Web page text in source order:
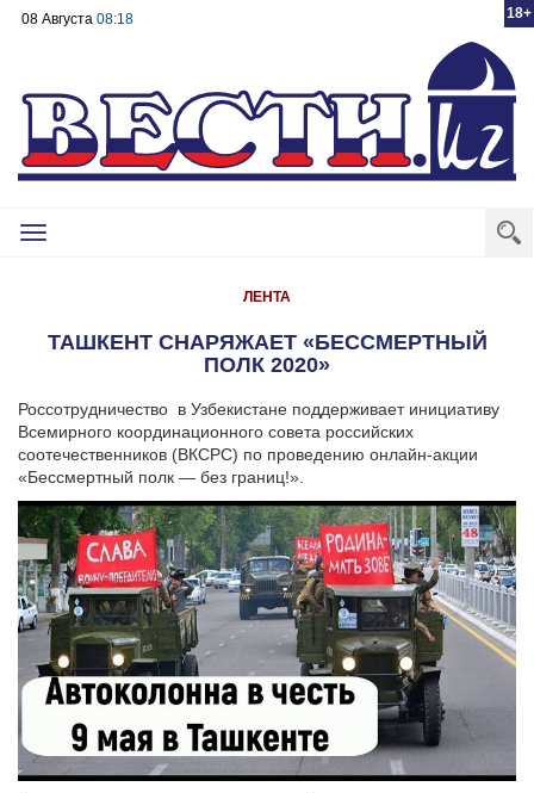
18+
08 Августа 08:18
Toggle
ЛЕНТА
ТАШКЕНТ СНАРЯЖАЕТ «БЕССМЕРТНЫЙ
ПОЛК 2020»
Россотрудничество в Узбекистане поддерживает инициативу
Всемирного координационного совета российских
соотечественников (ВКСРС) по проведению онлайн-акции
«Бессмертный полк — без границ!».